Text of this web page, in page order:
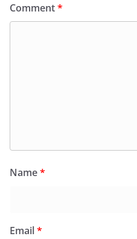
Comment*
Name*
Email*